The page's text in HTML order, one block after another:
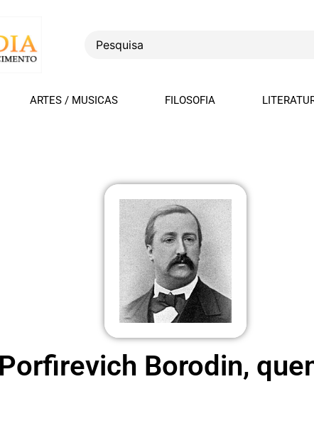
ARTES / MUSICAS FILOSOFIA
Borodin,